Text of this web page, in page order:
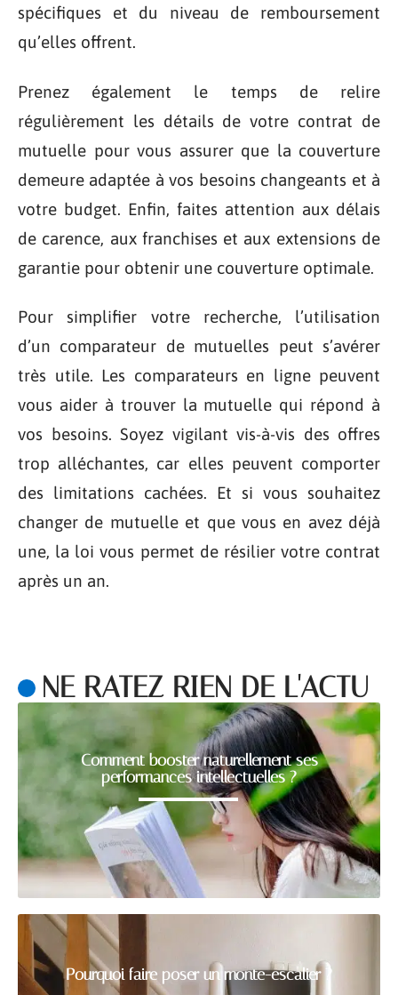
spécifiques et du niveau de remboursement
qu’elles offrent.
Prenez également le temps de relire
régulièrement les détails de votre contrat de
mutuelle pour vous assurer que la couverture
demeure adaptée à vos besoins changeants et à
votre budget. Enfin, faites attention aux délais
de carence, aux franchises et aux extensions de
garantie pour obtenir une couverture optimale.
Pour simplifier votre recherche, l’utilisation
d’un comparateur de mutuelles peut s’avérer
très utile. Les comparateurs en ligne peuvent
vous aider à trouver la mutuelle qui répond à
vos besoins. Soyez vigilant vis-à-vis des offres
trop alléchantes, car elles peuvent comporter
des limitations cachées. Et si vous souhaitez
changer de mutuelle et que vous en avez déjà
une, la loi vous permet de résilier votre contrat
après un an.
NE RATEZ RIEN DE L'ACTU
Comment booster naturellement ses
performances intellectuelles ?
Pourquoi faire poser un monte-escalier ?